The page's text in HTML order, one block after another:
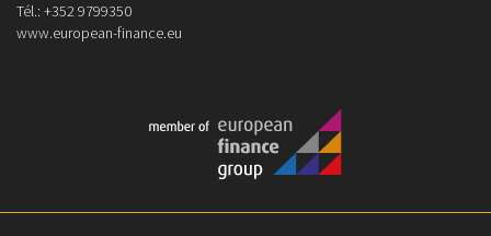
Tél.: +352 9799350
www.european-finance.eu